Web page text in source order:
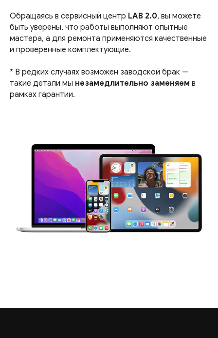
Обращаясь в сервисный центр LAB 2.0, вы можете
быть уверены, что работы выполняют опытные
мастера, а для ремонта применяются качественные
и проверенные комплектующие.
* В редких случаях возможен заводской брак —
такие детали мы незамедлительно заменяем в
рамках гарантии.